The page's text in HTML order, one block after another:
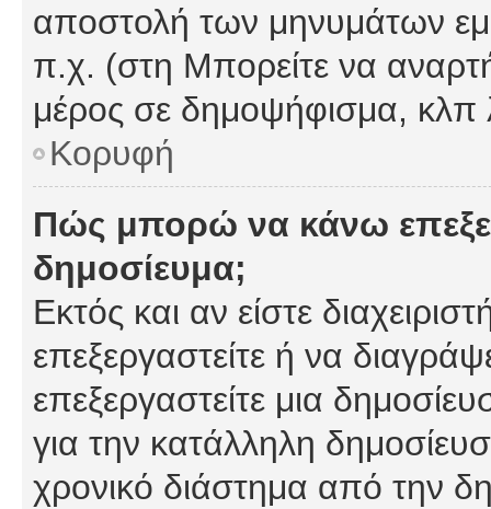
αποστολή των μηνυμάτων
π.χ. (στη Μπορείτε να
μέρος σε δημοψήφισμα, κλπ
Κορυφή
Πώς μπορώ να κάνω
δημοσίευμα;
Εκτός και αν είστε
επεξεργαστείτε ή να
επεξεργαστείτε μια
για την κατάλληλη
χρονικό διάστημα από την